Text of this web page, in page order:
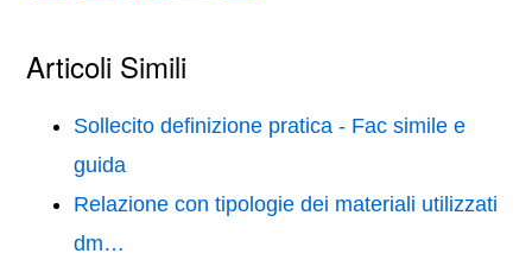
c
e
b
o
o
k
tt
er
er
e
st
vi
Articoli Simili
Sollecito definizione pratica - Fac simile e
guida
Relazione con tipologie dei materiali utilizzati
dm…